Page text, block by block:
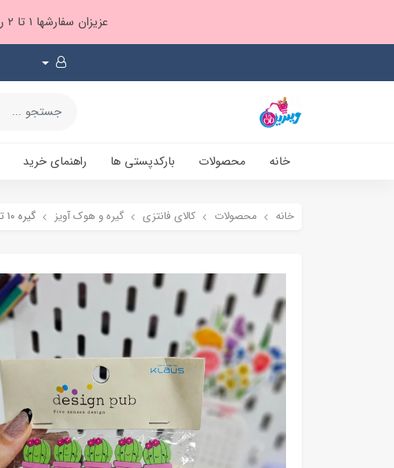
عزیزان سفارشها ۱ تا ۲ روز بعد از ثبت، از طریق پست پیشتاز ارسال و بارکدپستی پیامک میشه براتون ❤️
خانه محصولات بارکدپستی ها راهنمای خرید
خانه محصولات کالای فانتزی گیره و هوک آویز گیره ۱۰ تایی طرح کاکتوس